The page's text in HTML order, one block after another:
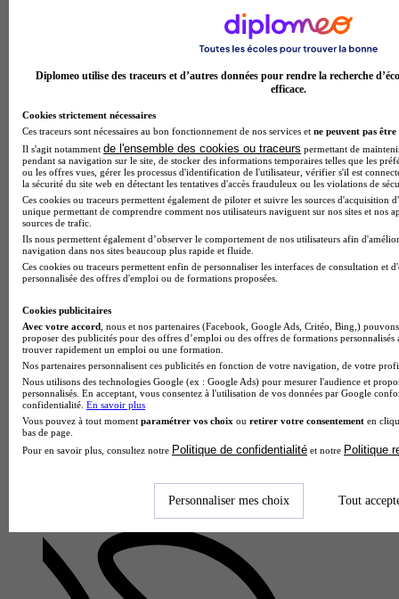
Lycée professionnel
Voir l’établissement
Diplomeo utilise des traceurs et d’autres données pour rendre la recherche
efficace.
Cookies strictement nécessaires
Ces traceurs sont nécessaires au bon fonctionnement de nos services et ne peuvent pas être
Il s'agit notamment de l'ensemble des cookies ou traceurs permettant de
pendant sa navigation sur le site, de stocker des informations temporaires telles que les
ou les offres vues, gérer les processus d'identification de l'utilisateur, vérifier s'il est
la sécurité du site web en détectant les tentatives d'accès frauduleux ou les violations de
Ces cookies ou traceurs permettent également de piloter et suivre les sources d'acquisition
unique permettant de comprendre comment nos utilisateurs naviguent sur nos sites et nos
sources de trafic.
Ils nous permettent également d’observer le comportement de nos utilisateurs afin
navigation dans nos sites beaucoup plus rapide et fluide.
Ces cookies ou traceurs permettent enfin de personnaliser les interfaces de consultation et
personnalisée des offres d'emploi ou de formations proposées.
Cookies publicitaires
Avec votre accord , nous et nos partenaires (Facebook, Google Ads, Critéo, Bing,)
proposer des publicités pour des offres d’emploi ou des offres de formations
trouver rapidement un emploi ou une formation.
Nos partenaires personnalisent ces publicités en fonction de votre navigation, de votre
Nous utilisons des technologies Google (ex : Google Ads) pour mesurer l'audience et
personnalisés. En acceptant, vous consentez à l'utilisation de vos données par Google
confidentialité. En savoir plus
Vous pouvez à tout moment paramétrer vos choix ou retirer votre consentement en
bas de page.
Pour en savoir plus, consultez notre Politique de confidentialité et notre Politique
Personnaliser mes choix Tout